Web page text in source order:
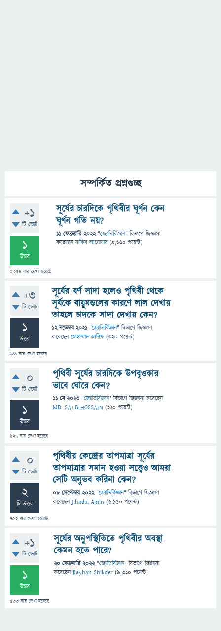
সম্পর্কিত প্রশ্নগুচ্ছ
+1
টি ভোট
1
উত্তর
2,254 বার দেখা হয়েছে
সূর্যের চারদিকে পৃথিবীর ঘূর্ণন কেন
ঘূর্ণন গতি নয়?
11 ফেব্রুয়ারি 2022 "জ্যোতির্বিজ্ঞান" বিভাগে জিজ্ঞাসা
করেছেনসাকিব আনোয়ার (9,610 পয়েন্ট)
+3
টি ভোট
1
উত্তর
611 বার দেখা হয়েছে
সূর্যের বর্ণ সাদা হলেও পৃথিবী থেকে
সূর্যকে বায়ুমন্ডলের কারণে লাল দেখায়
তাহলে চাদকে সাদা দেখায় কেন?
12 নভেম্বর 2021 "জ্যোতির্বিজ্ঞান" বিভাগে জিজ্ঞাসা
করেছেনমোহাম্মাদ আরিফ (320 পয়েন্ট)
0
টি ভোট
1
উত্তর
927 বার দেখা হয়েছে
পৃথিবী সূর্যের চারদিকে উপবৃওকার
ভাবে ঘোরে কেন?
11 মে 2023 "জ্যোতির্বিজ্ঞান" বিভাগে জিজ্ঞাসাকরেছেন
MD. SAJIB HOSSAIN (120 পয়েন্ট)
0
টি ভোট
2
টি উত্তর
752বার দেখা হয়েছে
পৃথিবীর কেন্দ্রের তাপমাত্রা সূর্যের
তাপমাত্রার সমান হওয়া সত্ত্বেও আমরা
সেটি অনুভব করিনা কেন?
08 সেপ্টেম্বর 2022 "জ্যোতির্বিজ্ঞান" বিভাগে জিজ্ঞাসা
করেছেনJihadul Amin (6,150 পয়েন্ট)
+1
টি ভোট
1
উত্তর
533 বার দেখা হয়েছে
সূর্যের অনুপস্থিতিতে পৃথিবীর অবস্থা
কেমন হতে পারে?
20 ফেব্রুয়ারি 2022 "জ্যোতির্বিজ্ঞান" বিভাগে জিজ্ঞাসা
করেছেনRayhan Shikder (9,310 পয়েন্ট)